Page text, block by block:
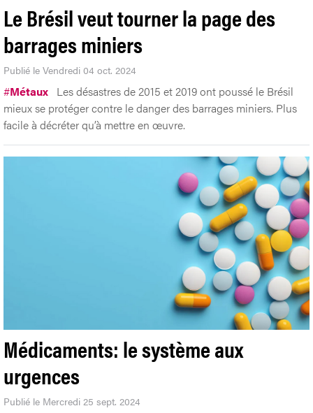
Le Brésil veut tourner la page des
barrages miniers
Publié le Vendredi 04 oct. 2024
#Métaux Les désastres de 2015 et 2019 ont poussé le Brésil
mieux se protéger contre le danger des barrages miniers. Plus
facile à décréter qu’à mettre en œuvre.
Médicaments: le système aux
urgences
Publié le Mercredi 25 sept. 2024